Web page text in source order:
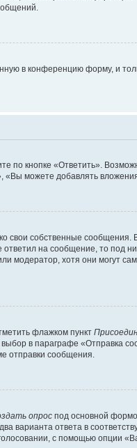
в конференцию форму, и
кнопке «Ответить».
можете добавлять
свои собственные
на сообщение, то под
модератор, хотя они могут
флажком пункт
в параграфе «Отправка
отправки сообщения.
опрос под основной
варианта ответа в
с помощью опции